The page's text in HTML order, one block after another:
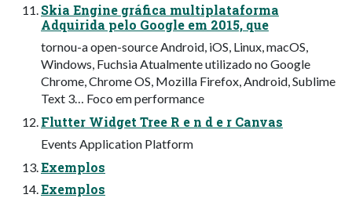
Skia Engine gráfica multiplataforma
Adquirida pelo Google em 2015, que
tornou-a open-source Android, iOS, Linux, macOS,
Windows, Fuchsia Atualmente utilizado no Google
Chrome, Chrome OS, Mozilla Firefox, Android, Sublime
Text 3… Foco em performance
Flutter Widget Tree R e n d e r Canvas
Events Application Platform
Exemplos
Exemplos